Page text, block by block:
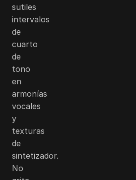
sutiles
intervalos
de
cuarto
de
tono
en
armonías
vocales
y
texturas
de
sintetizador.
No